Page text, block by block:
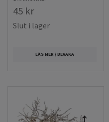
45 kr
Slut i lager
LÄS MER / BEVAKA